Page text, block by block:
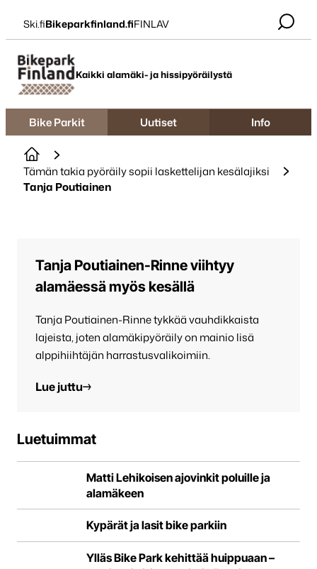
Siirry
suoraan
sisältöön
Ski.fiBikeparkfinland.fiFINLAV
Bikepark Finland Kaikki alamäki- ja hissipyöräilystä
Bike Parkit Uutiset Info
Tämän takia pyöräily sopii laskettelijan kesälajiksi
Tanja Poutiainen
Tanja Poutiainen-Rinne viihtyy
alamäessä myös kesällä
Tanja Poutiainen-Rinne tykkää vauhdikkaista
lajeista, joten alamäkipyöräily on mainio lisä
alppihiihtäjän harrastusvalikoimiin.
Lue juttu
Luetuimmat
Matti Lehikoisen ajovinkit poluille ja
alamäkeen
Kypärät ja lasit bike parkiin
Ylläs Bike Park kehittää huippuaan –